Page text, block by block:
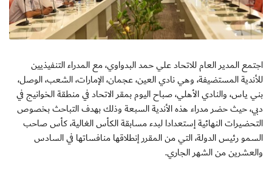
اجتمع المدير العام للاتحاد علي حمد البدواوي، مع المدراء التنفيذيين
للأندية المستضيفة، وهي نادي العين، عجمان، الإمارات، الشعب، الوصل،
بني ياس، والنادي الأهلي، صباح اليوم بمقر الاتحاد في منطقة الخوانيج في
دبي، حيث حضر مدراء هذه الأندية السبعة وذلك بهدف التباحث بخصوص
التحضيرات النهائية إستعدادا لبدء مسابقة الكأس الغالية، كأس صاحب
السمو رئيس الدولة، التي من المقرر إنطلاقها منافساتها في السادس
والعشرين من الشهر الجاري.